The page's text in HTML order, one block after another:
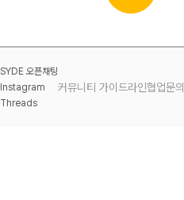
SYDE 오픈채팅
Instagram
Threads
커뮤니티 가이드라인협업문의